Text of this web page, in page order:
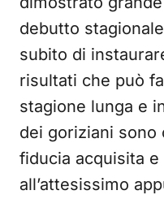
debutto
subito di
risultati che può
stagione lunga e
dei goriziani sono
fiducia acquisita
all’attesissimo